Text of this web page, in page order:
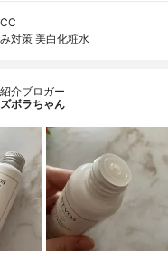
対策 美白化粧水
介ブロガー
ボラちゃん